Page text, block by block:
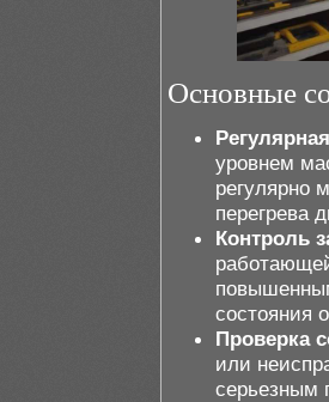
Основные
уровнем
регулярно
перегрева
Контроль
состояния
Проверка
или
серьезным